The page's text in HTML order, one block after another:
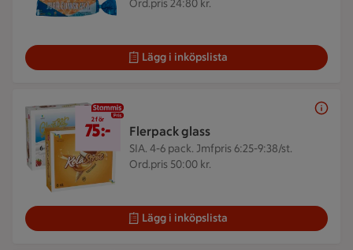
Ord.pris 24:80 kr.
Lägg i inköpslista
Flerpack glass
SIA. 4-6 pack. Jmfpris 6:25-9:38/st.
Ord.pris 50:00 kr.
2 för 75 kr
2 för
75:-
Lägg i inköpslista